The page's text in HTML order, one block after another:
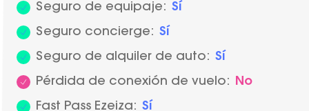
Seguro de equipaje: Sí
Seguro concierge: Sí
Seguro de alquiler de auto: Sí
Pérdida de conexión de vuelo:
No
Fast Pass Ezeiza: Sí